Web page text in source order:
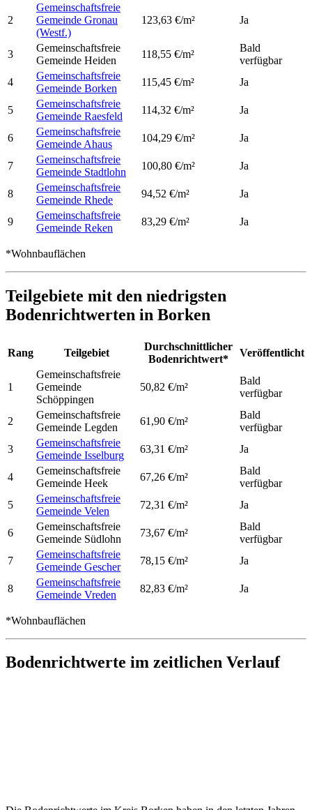
2
Gemeinschaftsfreie
Gemeinde Gronau
(Westf.)
123,63 €/m² Ja
3
Gemeinschaftsfreie
Gemeinde Heiden
118,55 €/m²
Bald
verfügbar
4
Gemeinschaftsfreie
Gemeinde Borken
115,45 €/m² Ja
5
Gemeinschaftsfreie
Gemeinde Raesfeld
114,32 €/m² Ja
6
Gemeinschaftsfreie
Gemeinde Ahaus
104,29 €/m² Ja
7
Gemeinschaftsfreie
Gemeinde Stadtlohn
100,80 €/m² Ja
8
Gemeinschaftsfreie
Gemeinde Rhede
94,52 €/m² Ja
9
Gemeinschaftsfreie
Gemeinde Reken
83,29 €/m² Ja
*Wohnbauflächen
Teilgebiete mit den niedrigsten
Bodenrichtwerten in Borken
Rang Teilgebiet
Durchschnittlicher
Bodenrichtwert*
Veröffentlicht
1
Gemeinschaftsfreie
Gemeinde
Schöppingen
50,82 €/m²
Bald
verfügbar
2
Gemeinschaftsfreie
Gemeinde Legden
61,90 €/m²
Bald
verfügbar
3
Gemeinschaftsfreie
Gemeinde Isselburg
63,31 €/m² Ja
4
Gemeinschaftsfreie
Gemeinde Heek
67,26 €/m²
Bald
verfügbar
5
Gemeinschaftsfreie
Gemeinde Velen
72,31 €/m² Ja
6
Gemeinschaftsfreie
Gemeinde Südlohn
73,67 €/m²
Bald
verfügbar
7
Gemeinschaftsfreie
Gemeinde Gescher
78,15 €/m² Ja
8
Gemeinschaftsfreie
Gemeinde Vreden
82,83 €/m² Ja
*Wohnbauflächen
Bodenrichtwerte im zeitlichen Verlauf